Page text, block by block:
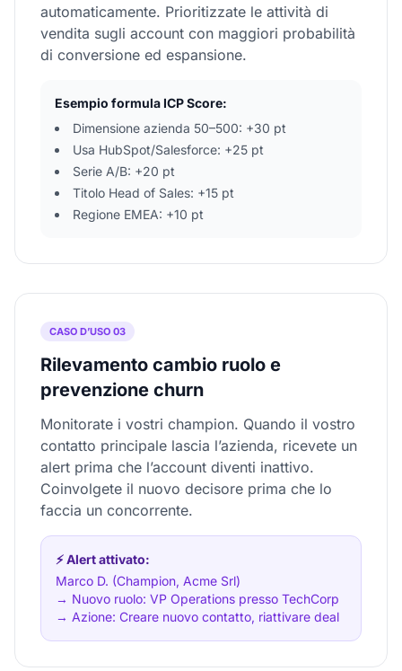
automaticamente. Prioritizzate le attività di
vendita sugli account con maggiori probabilità
di conversione ed espansione.
Esempio formula ICP Score:
Dimensione azienda 50–500: +30 pt
Usa HubSpot/Salesforce: +25 pt
Serie A/B: +20 pt
Titolo Head of Sales: +15 pt
Regione EMEA: +10 pt
CASO D’USO 03
Rilevamento cambio ruolo e
prevenzione churn
Monitorate i vostri champion. Quando il vostro
contatto principale lascia l’azienda, ricevete un
alert prima che l’account diventi inattivo.
Coinvolgete il nuovo decisore prima che lo
faccia un concorrente.
⚡ Alert attivato:
Marco D. (Champion, Acme Srl)
→ Nuovo ruolo: VP Operations presso TechCorp
→ Azione: Creare nuovo contatto, riattivare deal